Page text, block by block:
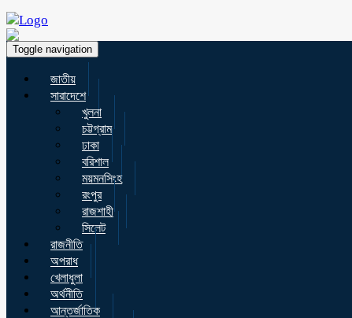
Toggle navigation
জাতীয়
সারাদেশে
খুলনা
চট্টগ্রাম
ঢাকা
বরিশাল
ময়মনসিংহ
রংপুর
রাজশাহী
সিলেট
রাজনীতি
অপরাধ
খেলাধুলা
অর্থনীতি
আন্তর্জাতিক